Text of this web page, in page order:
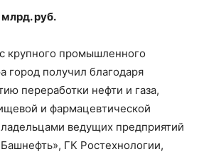
руб.
крупного промышленного
город получил благодаря
переработки нефти и газа,
и фармацевтической
ведущих предприятий
ГК Ростехнологии,